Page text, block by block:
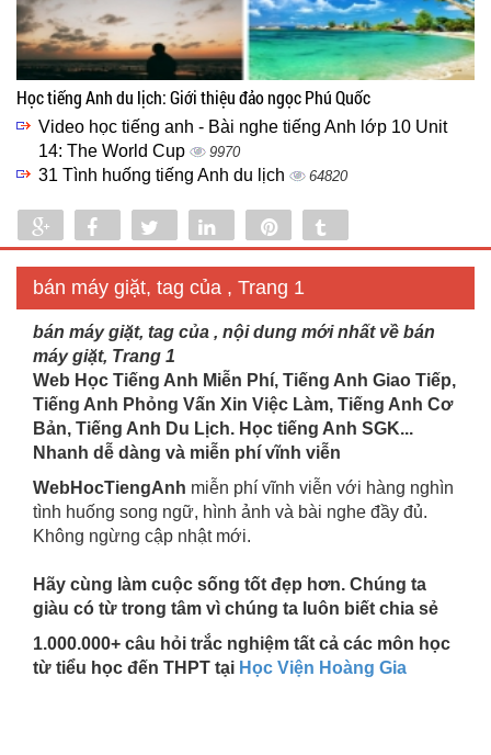
Học tiếng Anh du lịch: Giới thiệu đảo ngọc Phú Quốc
Video học tiếng anh - Bài nghe tiếng Anh lớp 10 Unit
14: The World Cup
9970
31 Tình huống tiếng Anh du lịch 64820
Share Share Tweet Share
bán máy giặt, tag của , Trang 1
bán máy giặt, tag của , nội dung mới nhất về bán
máy giặt, Trang 1
Web Học Tiếng Anh Miễn Phí, Tiếng Anh Giao Tiếp,
Tiếng Anh Phỏng Vấn Xin Việc Làm, Tiếng Anh Cơ
Bản, Tiếng Anh Du Lịch. Học tiếng Anh SGK...
Nhanh dễ dàng và miễn phí vĩnh viễn
WebHocTiengAnh miễn phí vĩnh viễn với hàng nghìn
tình huống song ngữ, hình ảnh và bài nghe đầy đủ.
Không ngừng cập nhật mới.
Hãy cùng làm cuộc sống tốt đẹp hơn. Chúng ta
giàu có từ trong tâm vì chúng ta luôn biết chia sẻ
1.000.000+ câu hỏi trắc nghiệm tất cả các môn học
từ tiểu học đến THPT tại Học Viện Hoàng Gia